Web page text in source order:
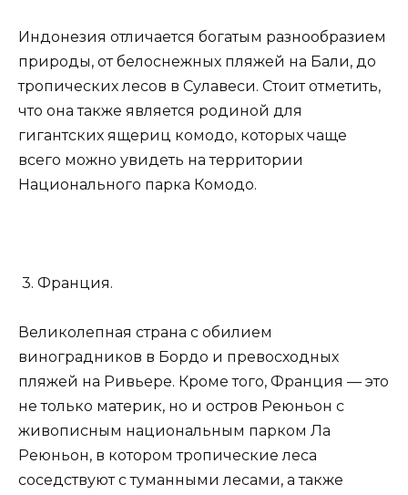
Индонезия отличается богатым разнообразием
природы, от белоснежных пляжей на Бали, до
тропических лесов в Сулавеси. Стоит отметить,
что она также является родиной для
гигантских ящериц комодо, которых чаще
всего можно увидеть на территории
Национального парка Комодо.
3. Франция.
Великолепная страна с обилием
виноградников в Бордо и превосходных
пляжей на Ривьере. Кроме того, Франция — это
не только материк, но и остров Реюньон с
живописным национальным парком Ла
Реюньон, в котором тропические леса
соседствуют с туманными лесами, а также